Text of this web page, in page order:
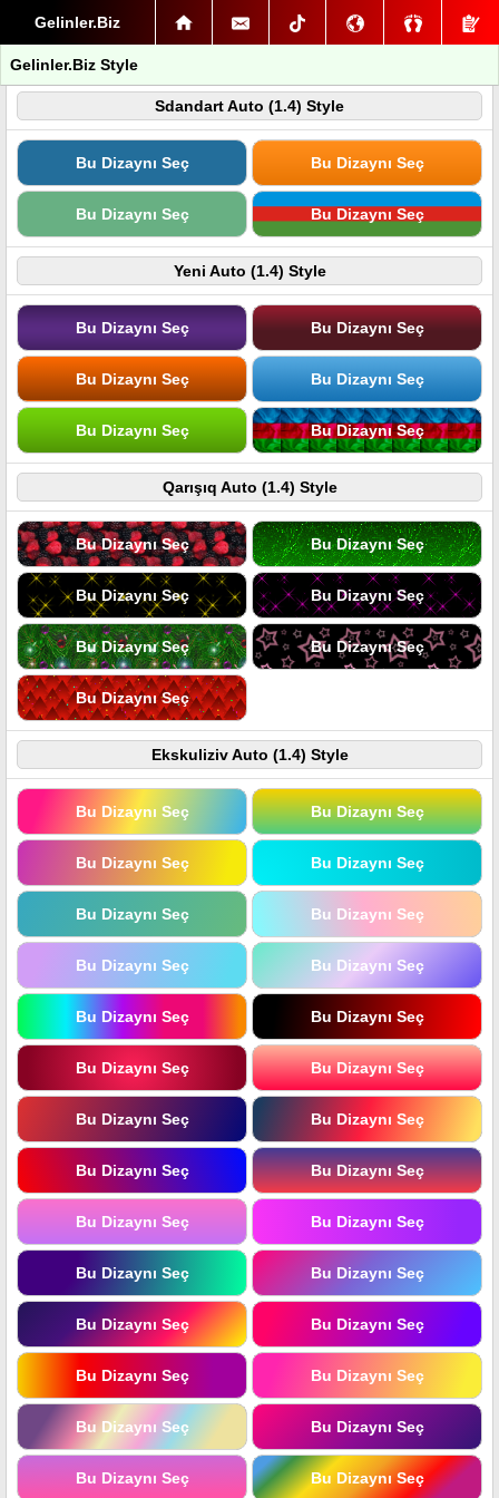
Gelinler.Biz
Gelinler.Biz Style
Sdandart Auto (1.4) Style
Bu Dizaynı Seç Bu Dizaynı Seç
Bu Dizaynı Seç Bu Dizaynı Seç
Yeni Auto (1.4) Style
Bu Dizaynı Seç Bu Dizaynı Seç
Bu Dizaynı Seç Bu Dizaynı Seç
Bu Dizaynı Seç Bu Dizaynı Seç
Qarışıq Auto (1.4) Style
Bu Dizaynı Seç Bu Dizaynı Seç
Bu Dizaynı Seç Bu Dizaynı Seç
Bu Dizaynı Seç Bu Dizaynı Seç
Bu Dizaynı Seç
Ekskuliziv Auto (1.4) Style
Bu Dizaynı Seç Bu Dizaynı Seç
Bu Dizaynı Seç Bu Dizaynı Seç
Bu Dizaynı Seç Bu Dizaynı Seç
Bu Dizaynı Seç Bu Dizaynı Seç
Bu Dizaynı Seç Bu Dizaynı Seç
Bu Dizaynı Seç Bu Dizaynı Seç
Bu Dizaynı Seç Bu Dizaynı Seç
Bu Dizaynı Seç Bu Dizaynı Seç
Bu Dizaynı Seç Bu Dizaynı Seç
Bu Dizaynı Seç Bu Dizaynı Seç
Bu Dizaynı Seç Bu Dizaynı Seç
Bu Dizaynı Seç Bu Dizaynı Seç
Bu Dizaynı Seç Bu Dizaynı Seç
Bu Dizaynı Seç Bu Dizaynı Seç